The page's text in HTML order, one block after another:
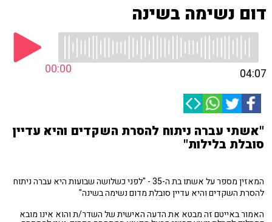
דום נשימה בשינה
00:00 04:07
"אשתי עברה ניתוח להסרת השקדים והיא עדיין
סובלת בלילות"
המאזין מספר על אשתו בת ה-35 - "לפני כשלושה שבועות היא עברה ניתוח
להסרת השקדים והיא עדיין סובלת מדום נשימה בשינה"
האמור באייטם זה מבטא את הדעה האישית של השדר/ת והוא אינו מובא